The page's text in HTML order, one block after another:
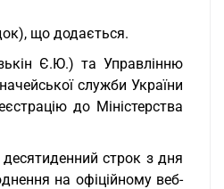
що додається.
Є.Ю.) та Управлінню
служби України
до Міністерства
десятиденний строк з дня
на офіційному веб-